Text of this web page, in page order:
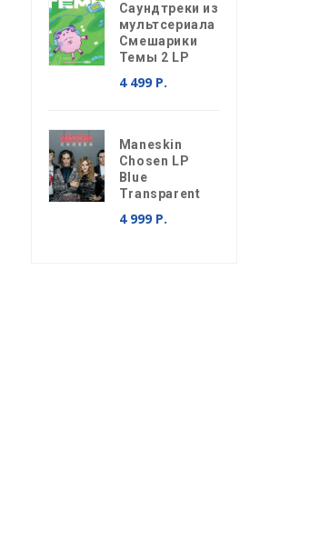
Саундтреки из
мультсериала
Смешарики
Темы 2 LP
4 499 Р.
Maneskin
Chosen LP
Blue
Transparent
4 999 Р.